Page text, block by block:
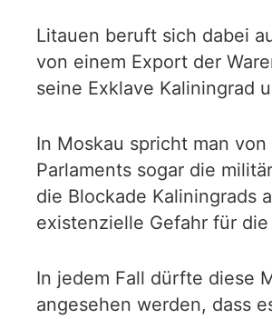
Litauen beruft sich dabei
von einem Export der
seine Exklave Kaliningrad
In Moskau spricht man
Parlaments sogar die
die Blockade Kaliningrads
existenzielle Gefahr für
In jedem Fall dürfte diese
angesehen werden, dass